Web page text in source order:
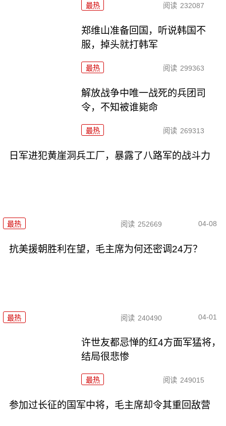
最热 阅读 232087
郑维山准备回国，听说韩国不
服，掉头就打韩军
最热 阅读 299363
解放战争中唯一战死的兵团司
令，不知被谁毙命
最热 阅读 269313
日军进犯黄崖洞兵工厂，暴露了八路军的战斗力
最热 阅读 252669 04-08
抗美援朝胜利在望，毛主席为何还密调24万？
最热 阅读 240490 04-01
许世友都忌惮的红4方面军猛将，
结局很悲惨
最热 阅读 249015
参加过长征的国军中将，毛主席却令其重回敌营